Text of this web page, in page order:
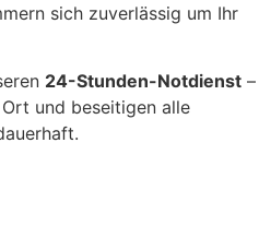
sich zuverlässig um Ihr
24-Stunden-Notdienst –
und beseitigen alle